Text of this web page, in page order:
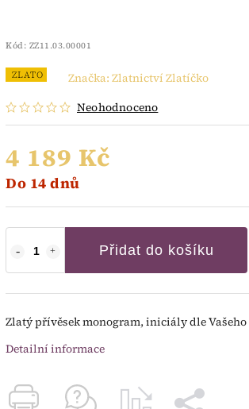
Kód: ZZ11.03.00001
ZLATO
Neohodnoceno
Značka: Zlatnictví Zlatíčko
4 189 Kč
Do 14 dnů
Přidat do košíku
Zlatý přívěsek monogram, iniciály dle
Detailní informace